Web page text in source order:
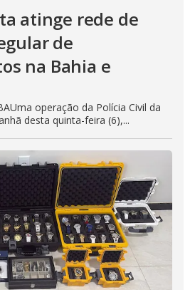
atinge rede de
de
na Bahia e
operação da Polícia Civil da
desta quinta-feira (6),...